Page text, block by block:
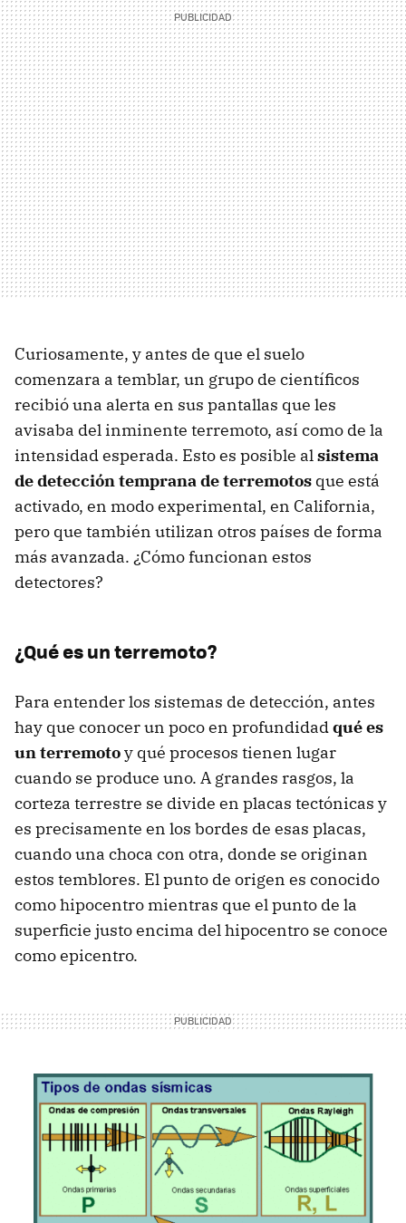
Curiosamente, y antes de que el suelo
comenzara a temblar, un grupo de científicos
recibió una alerta en sus pantallas que les
avisaba del inminente terremoto, así como de la
intensidad esperada. Esto es posible alsistema
de detección temprana de terremotos que está
activado, en modo experimental, en California,
pero que también utilizan otros países de forma
más avanzada. ¿Cómo funcionan estos
detectores?
¿Qué es un terremoto?
Para entender los sistemas de detección, antes
hay que conocer un poco en profundidadqué es
un terremotoy qué procesos tienen lugar
cuando se produce uno. A grandes rasgos, la
corteza terrestre se divide en placas tectónicas y
es precisamente en los bordes de esas placas,
cuando una choca con otra, donde se originan
estos temblores. El punto de origen es conocido
como hipocentro mientras que el punto de la
superficie justo encima del hipocentro se conoce
como epicentro.